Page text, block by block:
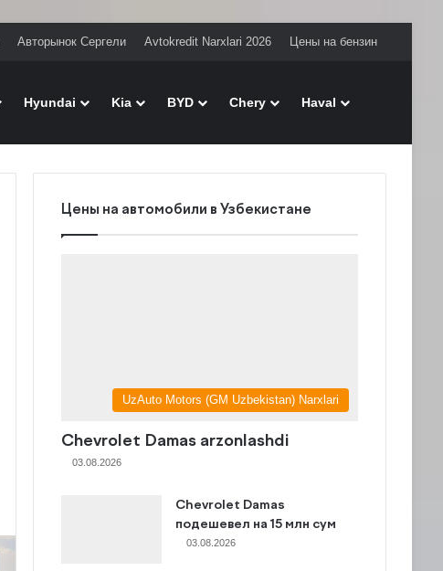
Авторынок Сергели Avtokredit Narxlari 2026 Цены на бензин
Hyundai Kia BYD Chery Haval
Цены на автомобили в Узбекистане
UzAuto Motors (GM Uzbekistan) Narxlari
Chevrolet Damas arzonlashdi
03.08.2026
Chevrolet Damas
подешевел на 15 млн сум
03.08.2026